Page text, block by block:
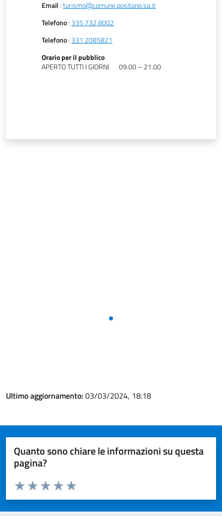
Email :turismo@comune.positano.sa.it
Telefono: 335 732 8002
Telefono: 331 2085821
Orario per il pubblico
APERTO TUTTI I GIORNI
09.00 – 21.00
Ultimo aggiornamento: 03/03/2024, 18:18
Quanto sono chiare le informazioni su questa
pagina?
Valuta da 1 a 5 stelle la pagina
Valuta 5 stelle su 5
Valuta 4 stelle su 5
Valuta 3 stelle su 5
Valuta 2 stelle su 5
Valuta 1 stelle su 5